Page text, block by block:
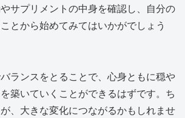
サプリメントの中身を確認し、自分の
とから始めてみてはいかがでしょう
ランスをとることで、心身ともに穏や
築いていくことができるはずです。ち
、大きな変化につながるかもしれませ